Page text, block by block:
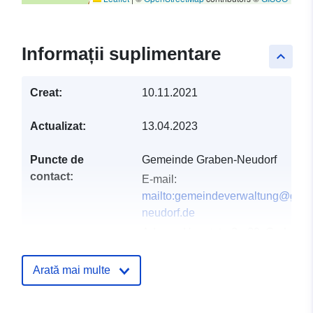
keyboard_arrow_up
Informații suplimentare
Creat: 10.11.2021
Actualizat: 13.04.2023
Puncte de
contact:
Gemeinde Graben-Neudorf
E-mail:
neudorf.de
Arată mai multe